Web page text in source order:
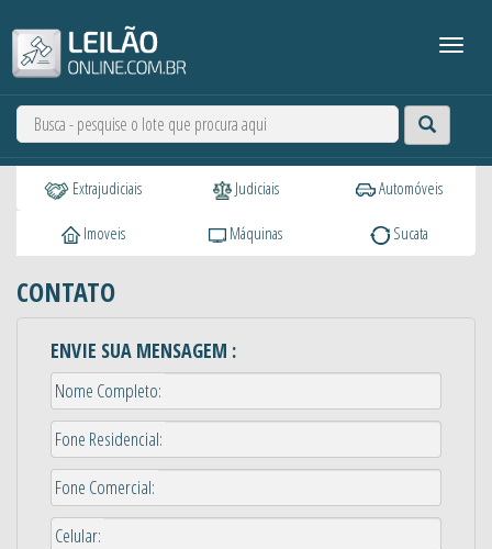
Extrajudiciais Judiciais Automóveis
Imoveis Máquinas Sucata
CONTATO
ENVIE SUA MENSAGEM :
Nome Completo:
Fone Residencial:
Fone Comercial:
Celular: